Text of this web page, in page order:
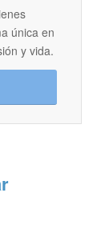
única en
y vida.